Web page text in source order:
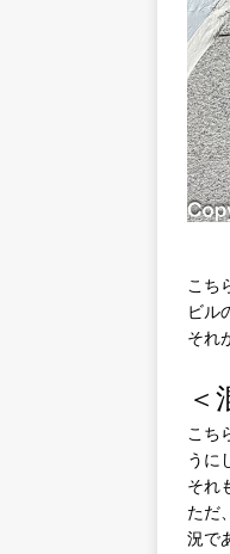
こち
ビル
それ
＜
こち
うに
それ
ただ
況で